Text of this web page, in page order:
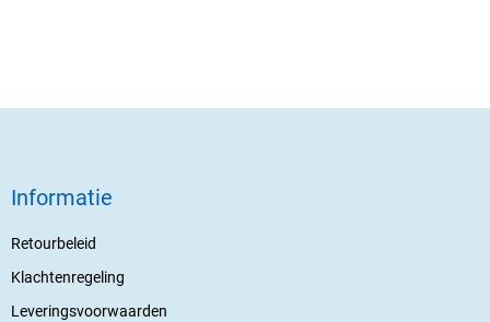
Informatie
Retourbeleid
Klachtenregeling
Leveringsvoorwaarden